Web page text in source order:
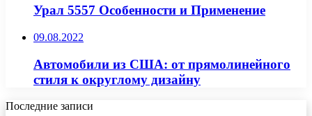
Урал 5557 Особенности и Применение
09.08.2022
Автомобили из США: от прямолинейного
стиля к округлому дизайну
Последние записи